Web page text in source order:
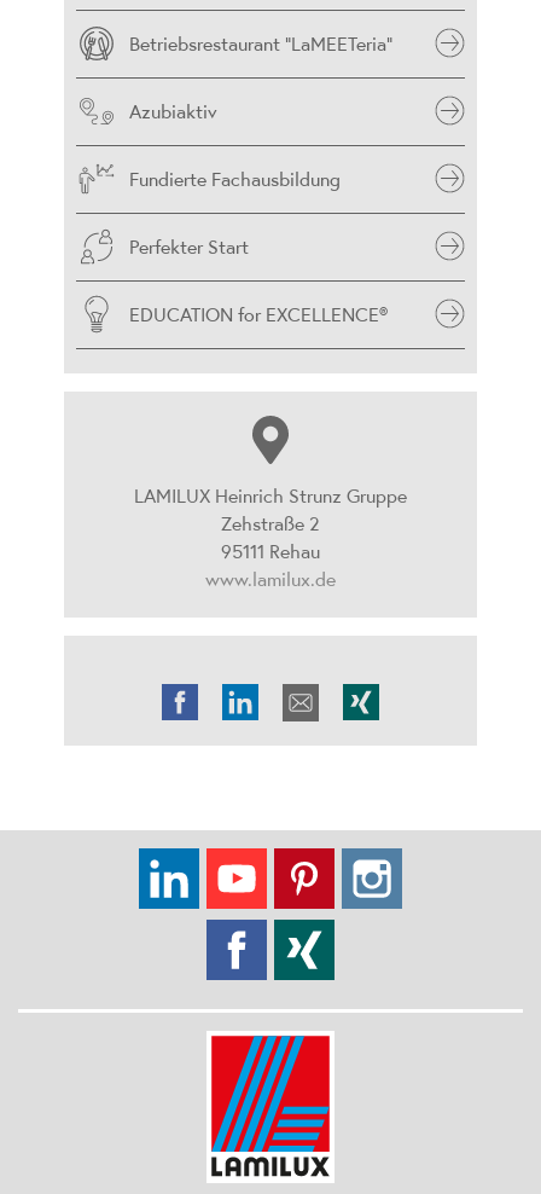
Betriebsrestaurant "LaMEETeria"
Azubiaktiv
Fundierte Fachausbildung
Perfekter Start
EDUCATION for EXCELLENCE®
LAMILUX Heinrich Strunz Gruppe
Zehstraße 2
95111 Rehau
www.lamilux.de